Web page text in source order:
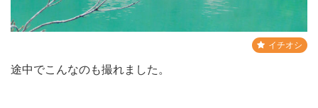
イチオシ
途中でこんなのも撮れました。